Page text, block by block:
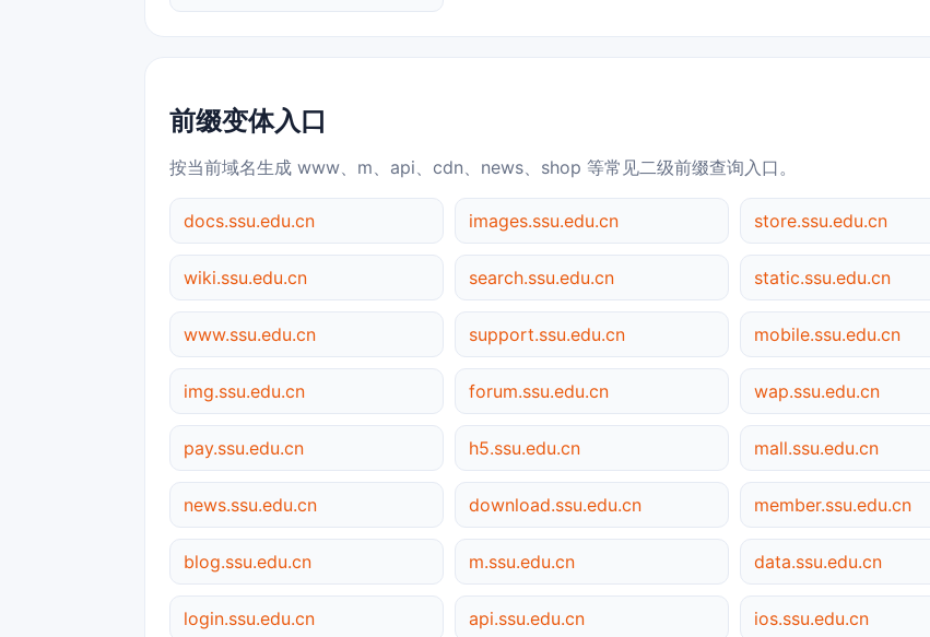
前缀变体入口
按当前域名生成 www、m、api、cdn、news、shop 等常见二级前缀查询入口。
docs.ssu.edu.cn images.ssu.edu.cn store.ssu.edu.cn
wiki.ssu.edu.cn search.ssu.edu.cn static.ssu.edu.cn
www.ssu.edu.cn support.ssu.edu.cn mobile.ssu.edu.cn
img.ssu.edu.cn forum.ssu.edu.cn wap.ssu.edu.cn
pay.ssu.edu.cn h5.ssu.edu.cn mall.ssu.edu.cn
news.ssu.edu.cn download.ssu.edu.cn member.ssu.edu.cn
blog.ssu.edu.cn m.ssu.edu.cn data.ssu.edu.cn
login.ssu.edu.cn api.ssu.edu.cn ios.ssu.edu.cn